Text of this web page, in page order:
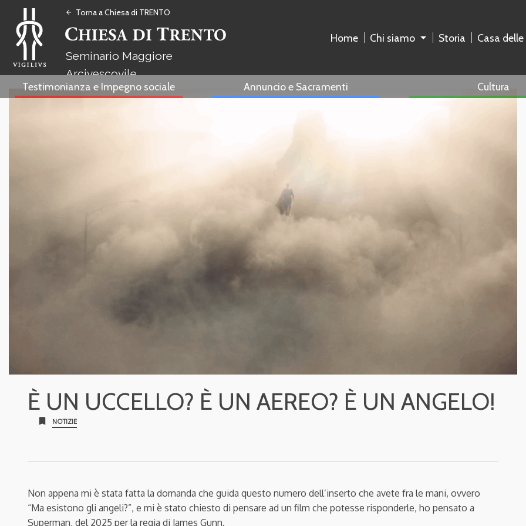
arrow_back Torna a Chiesa di TRENTO
Seminario Maggiore
Arcivescovile
Home Chi siamo Storia Casa
Testimonianza e Impegno sociale Annuncio e Sacramenti Cultura
È UN UCCELLO? È UN AEREO? È UN ANGELO!
bookmark NOTIZIE
Non appena mi è stata fatta la domanda che guida questo numero dell’inserto che avete fra le mani, ovvero
“Ma esistono gli angeli?”, e mi è stato chiesto di pensare ad un film che potesse risponderle, ho pensato a
Superman, del 2025 per la regia di James Gunn.